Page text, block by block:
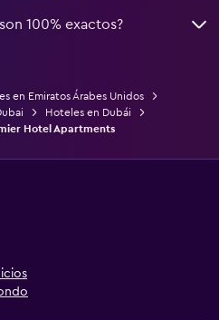
100% exactos?
en Emiratos Árabes Unidos
Hoteles en Dubái
Hotel Apartments